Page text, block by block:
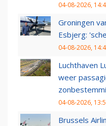
04-08-2026,
Groningen
Esbjerg:
04-08-2026,
Luchthaven
weer
04-08-2026,
Brussels